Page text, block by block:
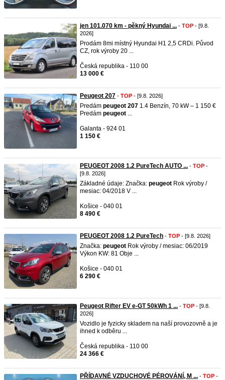
jen 101.070 km - pěkný Hyundai ... - TOP - [9.8.
2026]
Prodám 8mi místný Hyundai H1 2,5 CRDi. Původ
CZ, rok výroby 20 ...
Česká republika - 110 00
13 000 €
Peugeot 207 - TOP - [9.8. 2026]
Predám peugeot 207 1.4 Benzín, 70 kW – 1 150 €
Predám peugeot ...
Galanta - 924 01
1 150 €
PEUGEOT 2008 1.2 PureTech AUTO ... - TOP -
[9.8. 2026]
Základné údaje: Značka: peugeot Rok výroby /
mesiac: 04/2018 V ...
Košice - 040 01
8 490 €
PEUGEOT 2008 1.2 PureTech - TOP - [9.8. 2026]
Značka: peugeot Rok výroby / mesiac: 06/2019
Výkon KW: 81 Obje ...
Košice - 040 01
6 290 €
Peugeot Rifter EV e-GT 50kWh 1 ... - TOP - [9.8.
2026]
Vozidlo je fyzicky skladem na naší provozovně a je
ihned k odběru ...
Česká republika - 110 00
24 366 €
PŘÍDAVNÉ VZDUCHOVÉ PÉROVÁNÍ, M ... - TOP -